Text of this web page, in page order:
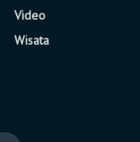
Video
Wisata